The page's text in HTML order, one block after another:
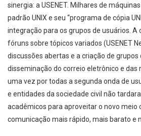
sinergia: a USENET. Milhares de
padrão UNIX e seu “programa de cópia
integração para os grupos de usuários. A
fóruns sobre tópicos variados (USENET
discussões abertas e a criação de grupos
disseminação do correio eletrônico e das
uma vez por todas a segunda onda de
e entidades da sociedade civil não
acadêmicos para aproveitar o novo meio
comunicação mais rápido, mais barato e